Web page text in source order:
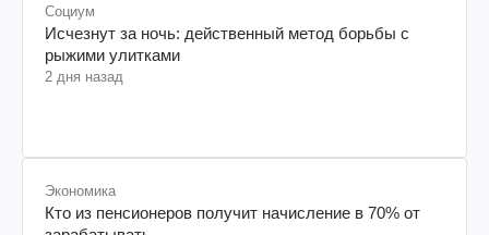
Социум
Исчезнут за ночь: действенный метод борьбы с
рыжими улитками
2 дня назад
Экономика
Кто из пенсионеров получит начисление в 70% от